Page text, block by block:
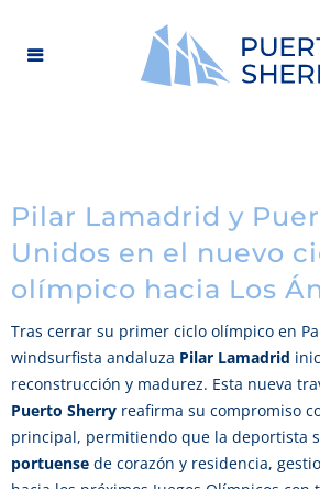
Pilar Lamadrid y
Unidos en el nuevo
olímpico hacia Los
Tras cerrar su primer ciclo olímpico en
windsurfista andaluza Pilar Lamadrid
reconstrucción y madurez. Esta nueva
Puerto Sherry reafirma su compromiso
principal, permitiendo que la deportista
portuense de corazón y residencia,